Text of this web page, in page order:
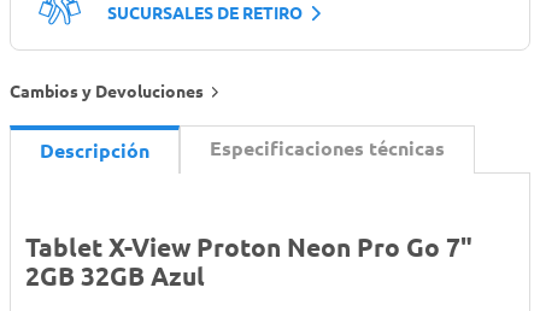
SUCURSALES DE RETIRO
Cambios y Devoluciones
Descripción Especificaciones técnicas
Tablet X-View Proton Neon Pro Go 7"
2GB 32GB Azul